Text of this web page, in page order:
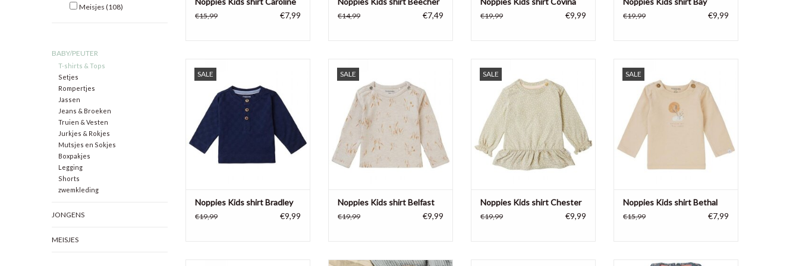
Meisjes (108)
BABY/PEUTER
T-shirts & Tops
Setjes
Rompertjes
Jassen
Jeans & Broeken
Truien & Vesten
Jurkjes & Rokjes
Mutsjes en Sokjes
Boxpakjes
Legging
Shorts
zwemkleding
JONGENS
MEISJES
€15,99 €7,99 €14,99 €7,49 €19,99 €9,99 €19,99 €9,99
SALE
gemaakt van een lichtgewicht
stretchstof en voelt lekker zacht
aan. Een heerlijk shirtje om in te
spartelen en spelen. Dankzij de
knoopsluiting schuif je het shirtje
makkelijk over het hoofdje van
TOEVOEGEN AAN WINKELWAGEN
Noppies Kids shirt Bradley
€19,99 €9,99
SALEBaby is gemaakt van zacht
biologisch katoen en heeft een
subtiele natuurprint. De stretch in
de stof zorgt ervoor dat je baby
vrijuit kan bewegen.
TOEVOEGEN AAN WINKELWAGEN
Noppies Kids shirt Belfast
€19,99 €9,99
SALE
Longsleeve shirt Chester van
Noppies Baby heeft een allover
spikkelprintje, mouwboorden met
ruffels en een elastische zoom met
een ruffelrandje.
TOEVOEGEN AAN WINKELWAGEN
Noppies Kids shirt Chester
€19,99 €9,99
SALE
Noppies Baby heeft een lieve
opdruk met quote op de borst.
Naast de halslijn zitten knoopjes die
het verkleden en verschonen een
stuk makkelijker maken. De stretch
in de stof zorgt voor veel
Noppies Kids shirt Bethal
€15,99 €7,99